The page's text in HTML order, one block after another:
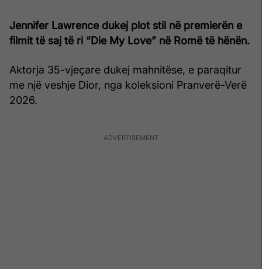
Jennifer Lawrence dukej plot stil në premierën e
filmit të saj të ri “Die My Love” në Romë të hënën.
Aktorja 35-vjeçare dukej mahnitëse, e paraqitur
me një veshje Dior, nga koleksioni Pranverë-Verë
2026.